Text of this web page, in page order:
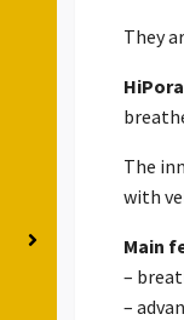
They
The
with
Main
–
–